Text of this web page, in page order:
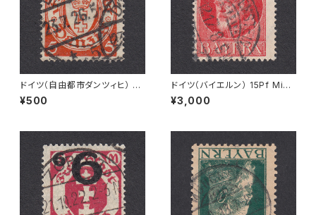
ドイツ（自由都市ダンツィヒ） 5P
f Mi#193 使用済み切手｜DA
NZIG 23.7.1926
¥500
ドイツ（バイエルン） 15Pf Mi#1
15 A 使用済み切手｜POTTEN
STEIN 14.12.1917
¥3,000